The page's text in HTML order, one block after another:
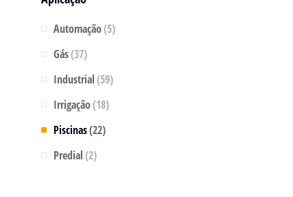
Automação(5)
Gás(37)
Industrial(59)
Irrigação(18)
Piscinas(22)
Predial(2)